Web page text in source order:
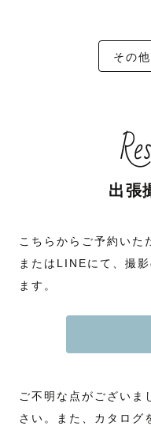
その
出張
こちらからご予約いた
またはLINEにて、撮
ます。
ご不明な点がございま
さい。また、カタログ